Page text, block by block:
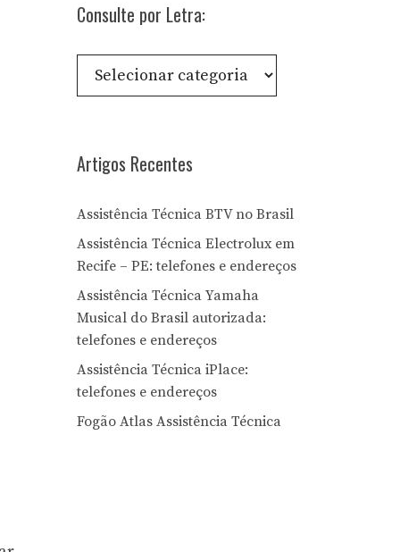
Consulte por Letra:
Consulte
Artigos Recentes
Assistência Técnica BTV no Brasil
Assistência Técnica Electrolux em
Recife – PE: telefones e endereços
Assistência Técnica Yamaha
Musical do Brasil autorizada:
telefones e endereços
Assistência Técnica iPlace:
telefones e endereços
Fogão Atlas Assistência Técnica